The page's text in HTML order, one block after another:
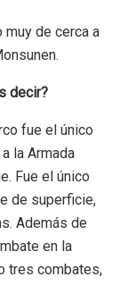
muy de cerca a
decir?
fue el único
la Armada
Fue el único
de superficie,
Además de
en la
tres combates,